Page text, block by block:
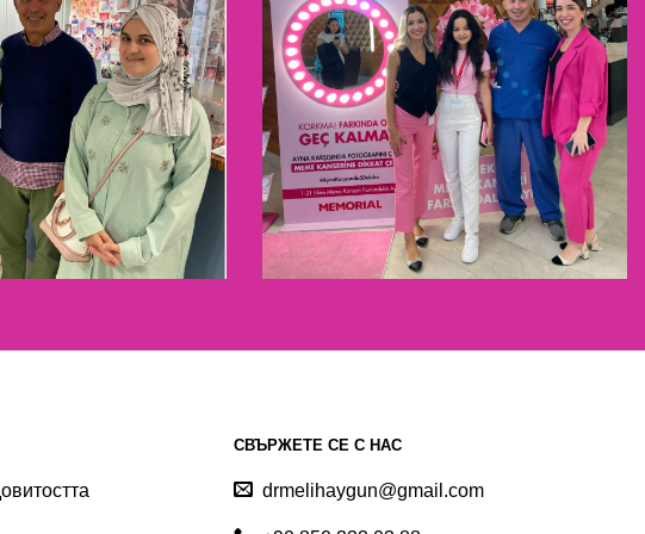
СВЪРЖЕТЕ СЕ С НАС
drmelihaygun@gmail.com